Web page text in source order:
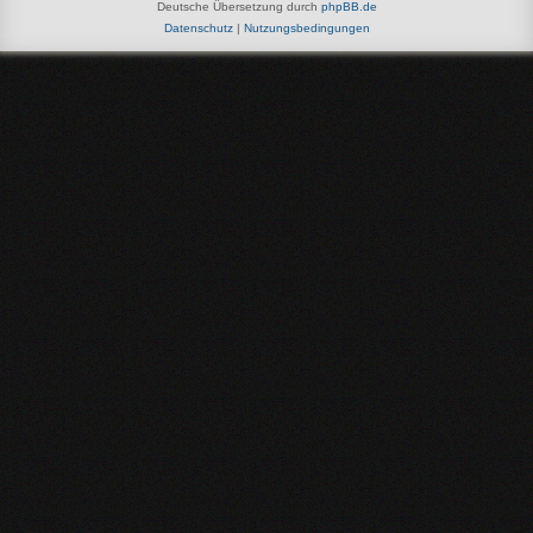
Deutsche Übersetzung durch phpBB.de
Datenschutz| Nutzungsbedingungen